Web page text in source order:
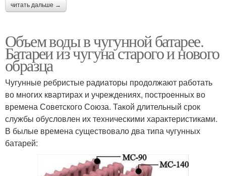
читать дальше →
Объем воды в чугунной батарее.
Батареи из чугуна старого и нового
образца
Чугунные ребристые радиаторы продолжают работать
во многих квартирах и учреждениях, построенных во
времена Советского Союза. Такой длительный срок
службы обусловлен их техническими характеристиками.
В былые времена существовало два типа чугунных
батарей: